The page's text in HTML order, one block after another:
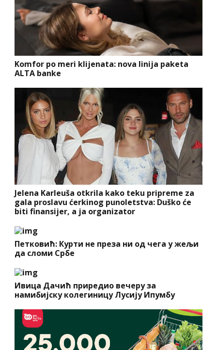
Komfor po meri klijenata: nova linija paketa
ALTA banke
Jelena Karleuša otkrila kako teku pripreme za
gala proslavu ćerkinog punoletstva: Duško će
biti finansijer, a ja organizator
Петковић: Курти не преза ни од чега у жељи
да сломи Србе
Ивица Дачић приредио вечеру за
намибијску колегиницу Лусију Ипумбу